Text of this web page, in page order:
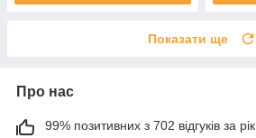
Показати ще
Про нас
99% позитивних з 702 відгуків за рік